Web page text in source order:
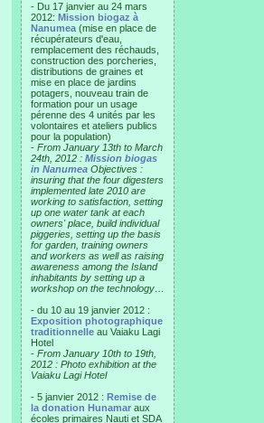
- Du 17 janvier au 24 mars
2012: Mission biogaz à
Nanumea (mise en place de
récupérateurs d'eau,
remplacement des réchauds,
construction des porcheries,
distributions de graines et
mise en place de jardins
potagers, nouveau train de
formation pour un usage
pérenne des 4 unités par les
volontaires et ateliers publics
pour la population)
- From January 13th to March
24th, 2012 : Mission biogas
in Nanumea Objectives :
insuring that the four digesters
implemented late 2010 are
working to satisfaction, setting
up one water tank at each
owners' place, build individual
piggeries, setting up the basis
for garden, training owners
and workers as well as raising
awareness among the Island
inhabitants by setting up a
workshop on the technology…
- du 10 au 19 janvier 2012 :
Exposition photographique
traditionnelle au Vaiaku Lagi
Hotel
- From January 10th to 19th,
2012 : Photo exhibition at the
Vaiaku Lagi Hotel
- 5 janvier 2012 : Remise de
la donation Hunamar aux
écoles primaires Nauti et SDA